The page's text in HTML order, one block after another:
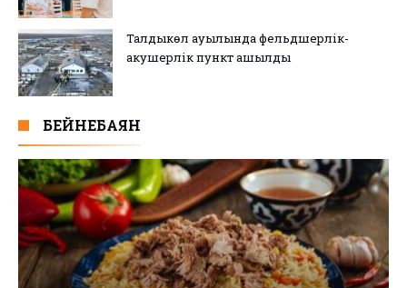
Талдыкөл ауылында фельдшерлік-
акушерлік пункт ашылды
БЕЙНЕБАЯН